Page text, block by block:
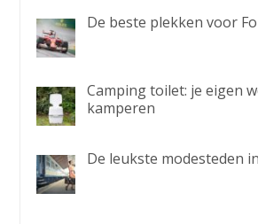
De beste plekken voor
Camping toilet: je eigen
kamperen
De leukste modesteden